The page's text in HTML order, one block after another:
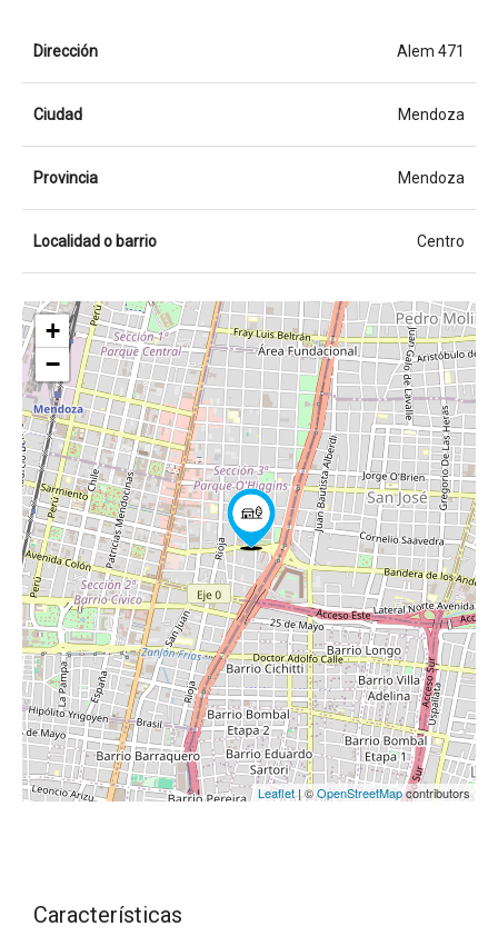
Dirección Alem 471
Ciudad Mendoza
Provincia Mendoza
Localidad o barrio Centro
+
−
Leaflet| ©OpenStreetMapcontributors
Características